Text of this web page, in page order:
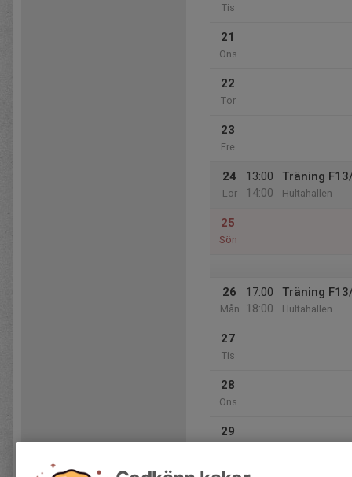
Tis
21
Ons
22
Tor
23
Fre
24
Lör
13:00
14:00
Träning
Hultahallen
25
Sön
26
Mån
17:00
18:00
Träning
Hultahallen
27
Tis
28
Ons
29